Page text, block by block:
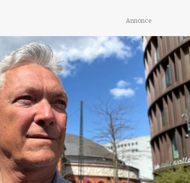
Annonce